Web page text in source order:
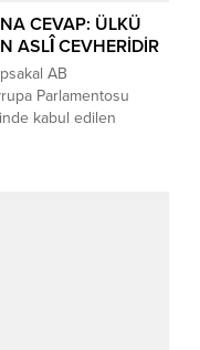
CEVAP: ÜLKÜ
ASLÎ CEVHERİDİR
AB
Parlamentosu
kabul edilen
belgesi olmaktan
fay hatlarını